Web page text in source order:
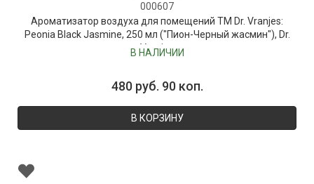
000607
Ароматизатор воздуха для помещений ТМ Dr. Vranjes:
Peonia Black Jasmine, 250 мл ("Пион-Черный жасмин"), Dr.
Vranjes
В НАЛИЧИИ
480 руб. 90 коп.
В КОРЗИНУ